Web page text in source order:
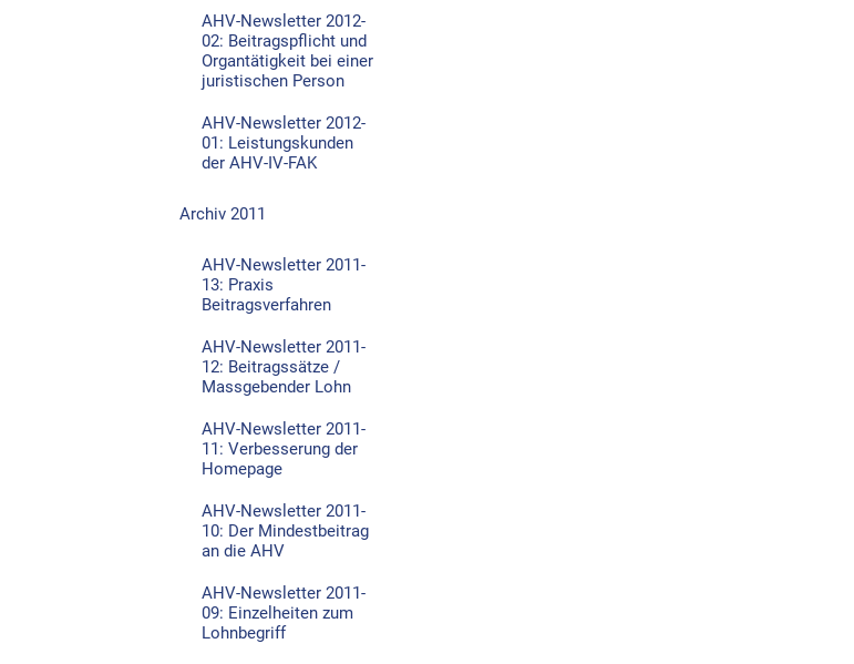
AHV-Newsletter 2012-
02: Beitragspflicht und
Organtätigkeit bei einer
juristischen Person
AHV-Newsletter 2012-
01: Leistungskunden
der AHV-IV-FAK
Archiv 2011
AHV-Newsletter 2011-
13: Praxis
Beitragsverfahren
AHV-Newsletter 2011-
12: Beitragssätze /
Massgebender Lohn
AHV-Newsletter 2011-
11: Verbesserung der
Homepage
AHV-Newsletter 2011-
10: Der Mindestbeitrag
an die AHV
AHV-Newsletter 2011-
09: Einzelheiten zum
Lohnbegriff